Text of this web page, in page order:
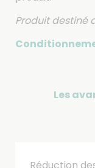
Produit destiné
Les
Réduction